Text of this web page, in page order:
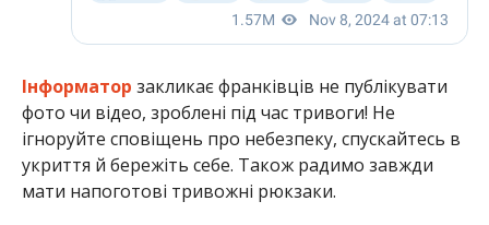
Інформатор закликає франківців не публікувати
фото чи відео, зроблені під час тривоги! Не
ігноруйте сповіщень про небезпеку, спускайтесь в
укриття й бережіть себе. Також радимо завжди
мати напоготові тривожні рюкзаки.